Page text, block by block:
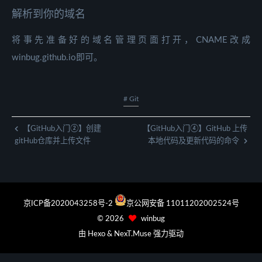
解析到你的域名
将事先准备好的域名管理页面打开，CNAME改成
winbug.github.io即可。
# Git
【GitHub入门②】创建
gitHub仓库并上传文件
【GitHub入门④】GitHub 上传
本地代码及更新代码的命令
京ICP备2020043258号-2
京公网安备 11011202002524号
© 2026
winbug
由 Hexo & NexT.Muse 强力驱动